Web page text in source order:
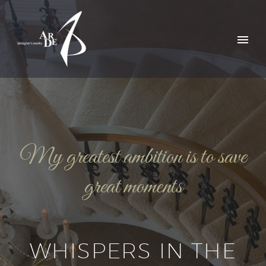
My greatest ambition is to save
great moments
WHISPERS IN THE